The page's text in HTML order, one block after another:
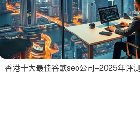
香港十大最佳谷歌seo公司–2025年评测